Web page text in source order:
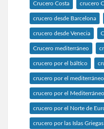
Crucero Costa crucero
crucero desde Barcelona
crucero desde Venecia
Crucero mediterráneo
crucero por el báltico
crucero por el mediterráneo
crucero por el
crucero por el Norte de
crucero por las Islas Griegas